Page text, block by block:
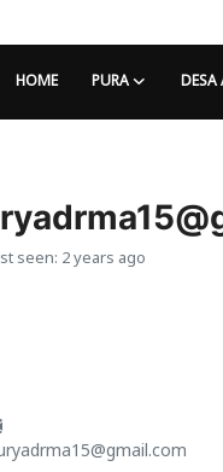
HOME PURA
seen: 2 years ago